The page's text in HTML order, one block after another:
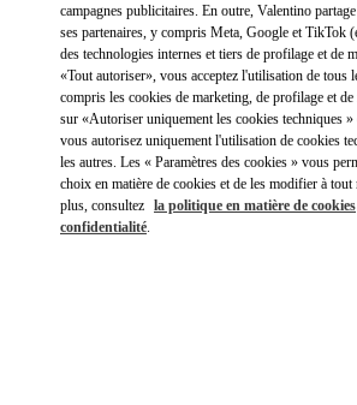
Link
campagnes publicitaires. En outre, Valentino
ses partenaires, y compris Meta, Google et TikTok
des technologies internes et tiers de profilage et de
«Tout autoriser», vous acceptez l'utilisation de tous
compris les cookies de marketing, de profilage et
sur «Autoriser uniquement les cookies techniques
vous autorisez uniquement l'utilisation de cookies
les autres. Les « Paramètres des cookies » vous
choix en matière de cookies et de les modifier à
plus, consultez la politique en matière de cookies
confidentialité.